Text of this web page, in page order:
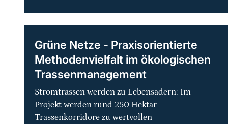
Grüne Netze - Praxisorientierte
Methodenvielfalt im ökologischen
Trassenmanagement
Stromtrassen werden zu Lebensadern: Im
Projekt werden rund 250 Hektar
Trassenkorridore zu wertvollen